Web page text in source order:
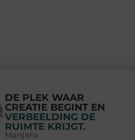
DE PLEK WAAR
CREATIE BEGINT EN
VERBEELDING DE
RUIMTE KRIJGT.
Manjaro